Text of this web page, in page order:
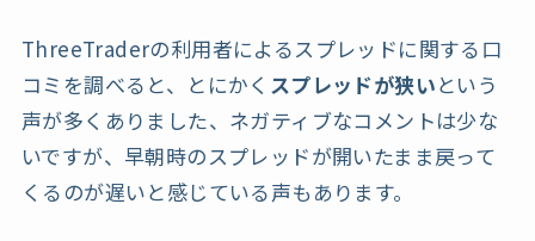
ThreeTraderの利用者によるスプレッドに関する口
コミを調べると、とにかく スプレッドが狭いという
声が多くありました、ネガティブなコメントは少な
いですが、早朝時のスプレッドが開いたまま戻って
くるのが遅いと感じている声もあります。